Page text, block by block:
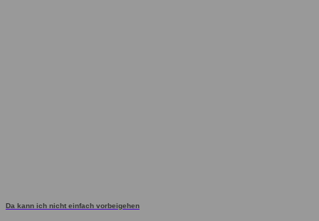
Da kann ich nicht einfach vorbeigehen